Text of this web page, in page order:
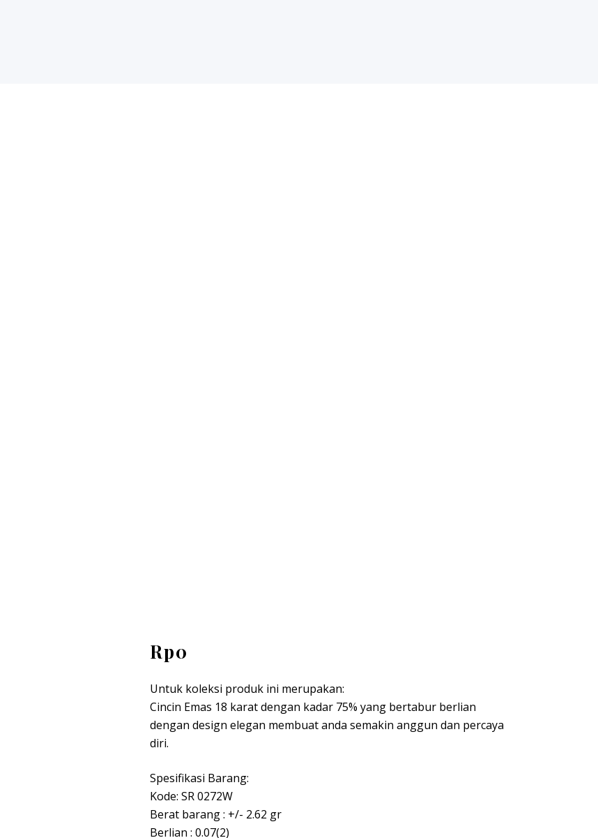
Rp0
Untuk koleksi produk ini merupakan:
Cincin Emas 18 karat dengan kadar 75% yang bertabur berlian
dengan design elegan membuat anda semakin anggun dan percaya
diri.
Spesifikasi Barang:
Kode: SR 0272W
Berat barang : +/- 2.62 gr
Berlian : 0.07(2)